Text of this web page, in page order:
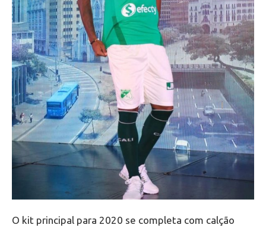
O kit principal para 2020 se completa com calção